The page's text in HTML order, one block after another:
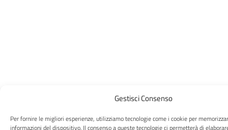
Gestisci Consenso
Per fornire le migliori esperienze, utilizziamo tecnologie come i cookie per
informazioni del dispositivo. Il consenso a queste tecnologie ci permetterà di